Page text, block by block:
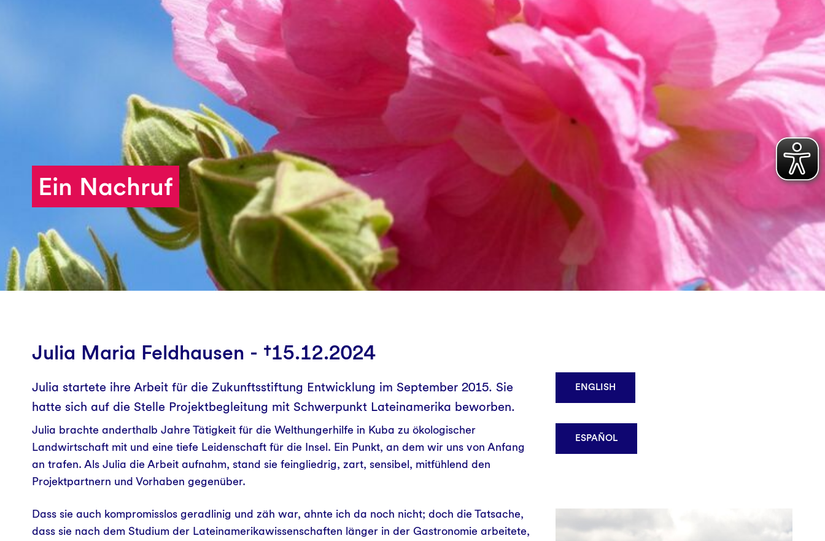
Ein Nachruf
Julia Maria Feldhausen - †15.12.2024
Julia startete ihre Arbeit für die Zukunftsstiftung Entwicklung im September 2015. Sie
hatte sich auf die Stelle Projektbegleitung mit Schwerpunkt Lateinamerika beworben.
Julia brachte anderthalb Jahre Tätigkeit für die Welthungerhilfe in Kuba zu ökologischer
Landwirtschaft mit und eine tiefe Leidenschaft für die Insel. Ein Punkt, an dem wir uns von Anfang
an trafen. Als Julia die Arbeit aufnahm, stand sie feingliedrig, zart, sensibel, mit­fühlend den
Projektpartnern und Vorhaben gegenüber.
Dass sie auch kompromisslos geradlinig und zäh war, ahnte ich da noch nicht; doch die Tatsache,
dass sie nach dem Studium der Lateinamerikawissenschaften länger in der Gastronomie arbeitete,
ENGLISH
ESPAÑOL